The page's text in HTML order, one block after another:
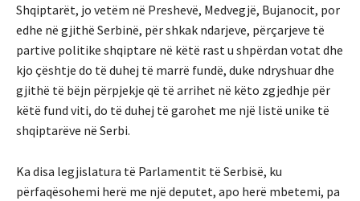
Shqiptarët, jo vetëm në Preshevë, Medvegjë, Bujanocit, por
edhe në gjithë Serbinë, për shkak ndarjeve, përçarjeve të
partive politike shqiptare në këtë rast u shpërdan votat dhe
kjo çështje do të duhej të marrë fundë, duke ndryshuar dhe
gjithë të bëjn përpjekje që të arrihet në këto zgjedhje për
këtë fund viti, do të duhej të garohet me një listë unike të
shqiptarëve në Serbi.
Ka disa legjislatura të Parlamentit të Serbisë, ku
përfaqësohemi herë me një deputet, apo herë mbetemi, pa